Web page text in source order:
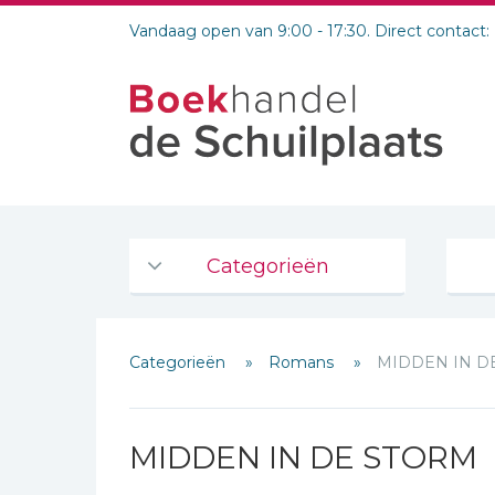
Vandaag open van 9:00 - 17:30. Direct contact:
Categorieën
De Bijbel
Bijbelse Dagboeken 2026
Bijbelstudie groepen
Categorieën Romans MIDDEN IN
MIDDEN IN DE STORM